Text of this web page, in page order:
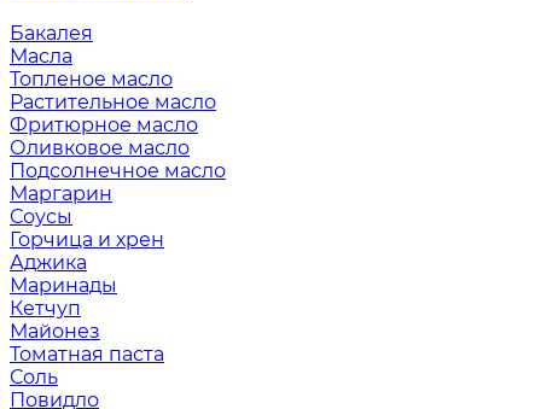
Бакалея
Масла
Топленое масло
Растительное масло
Фритюрное масло
Оливковое масло
Подсолнечное масло
Маргарин
Соусы
Горчица и хрен
Аджика
Маринады
Кетчуп
Майонез
Томатная паста
Соль
Повидло